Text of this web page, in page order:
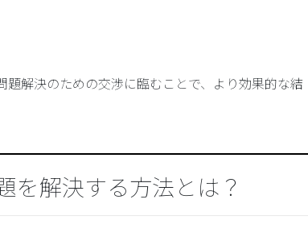
解決のための交渉に臨むことで、より効果的な結
を解決する方法とは？